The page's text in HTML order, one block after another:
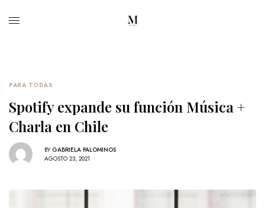
PARA TODAS
Spotify expande su función Música +
Charla en Chile
BY GABRIELA PALOMINOS
AGOSTO 23, 2021